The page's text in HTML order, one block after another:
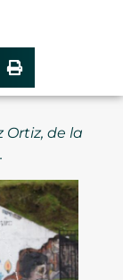
Ortiz, de la